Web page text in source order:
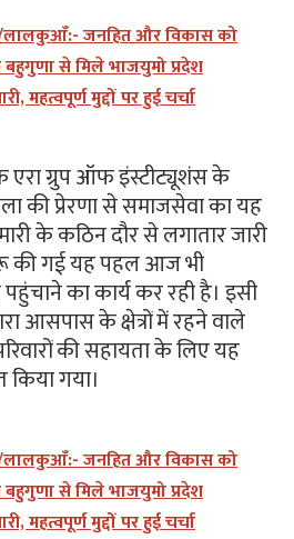
लालकुआँ:- जनहित और विकास को
से मिले भाजयुमो प्रदेश
महत्वपूर्ण मुद्दों पर हुई चर्चा
एरा ग्रुप ऑफ इंस्टीट्यूशंस के
की प्रेरणा से समाजसेवा का यह
के कठिन दौर से लगातार जारी
की गई यह पहल आज भी
का कार्य कर रही है। इसी
आसपास के क्षेत्रों में रहने वाले
की सहायता के लिए यह
गया।
लालकुआँ:- जनहित और विकास को
से मिले भाजयुमो प्रदेश
महत्वपूर्ण मुद्दों पर हुई चर्चा